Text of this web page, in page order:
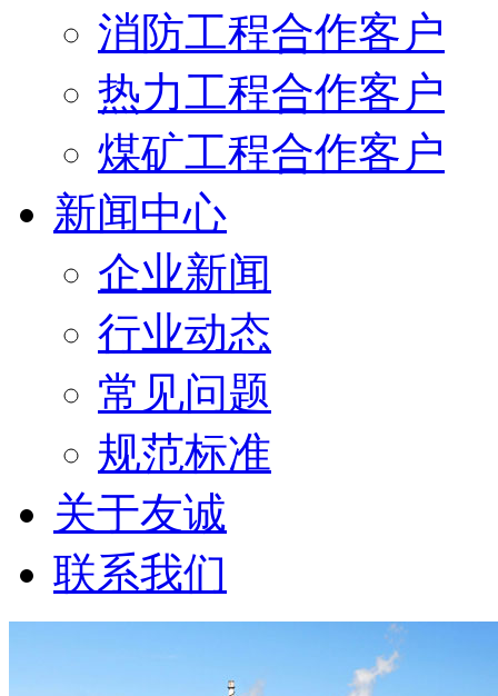
消防工程合作客户
热力工程合作客户
煤矿工程合作客户
新闻中心
企业新闻
行业动态
常见问题
规范标准
关于友诚
联系我们